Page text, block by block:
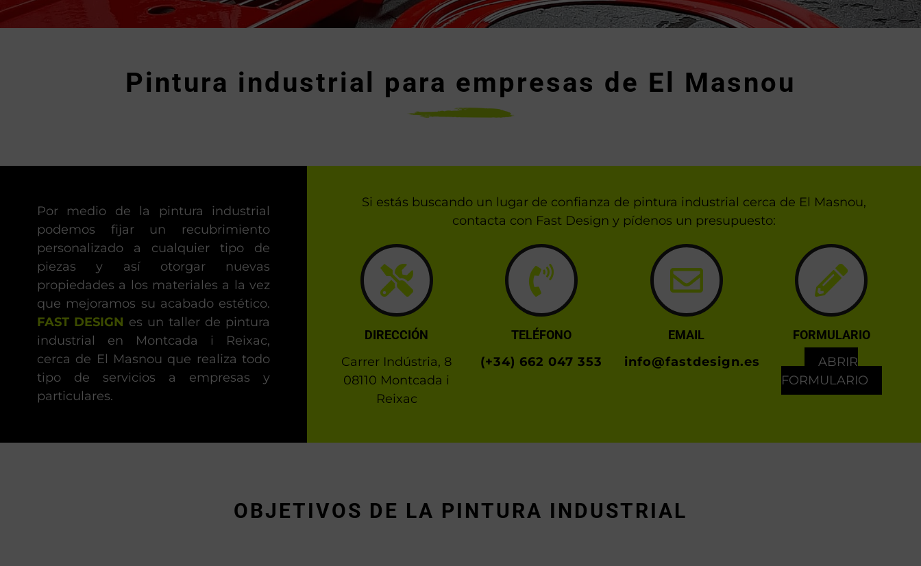
Pintura industrial para empresas de El Masnou
Por medio de la pintura industrial
podemos fijar un recubrimiento
personalizado a cualquier tipo de
piezas y así otorgar nuevas
propiedades a los materiales a la vez
que mejoramos su acabado estético.
FAST DESIGN es un taller de pintura
industrial en Montcada i Reixac,
cerca de El Masnou que realiza todo
tipo de servicios a empresas y
particulares.
Si estás buscando un lugar de confianza de pintura industrial cerca de El Masnou,
contacta con Fast Design y pídenos un presupuesto:
DIRECCIÓN
Carrer Indústria, 8
08110 Montcada i
Reixac
TELÉFONO
(+34) 662 047 353
EMAIL
info@fastdesign.es
FORMULARIO
ABRIR
FORMULARIO
OBJETIVOS DE LA PINTURA INDUSTRIAL